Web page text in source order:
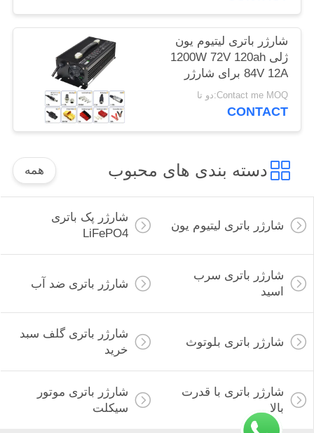
شارژر باتری لیتیوم یون
ژلی 1200W 72V 120ah
84V 12A برای شارژر
باتری موتورسیکلت
Contact me MOQ:دو تا
CONTACT
دسته بندی های محبوب همه
شارژر باتری لیتیوم یون
شارژر پک باتری
LiFePO4
شارژر باتری سرب
اسید
شارژر باتری ضد آب
شارژر باتری بلوتوث
شارژر باتری گلف سبد
خرید
شارژر باتری با قدرت
بالا
شارژر باتری موتور
سیکلت